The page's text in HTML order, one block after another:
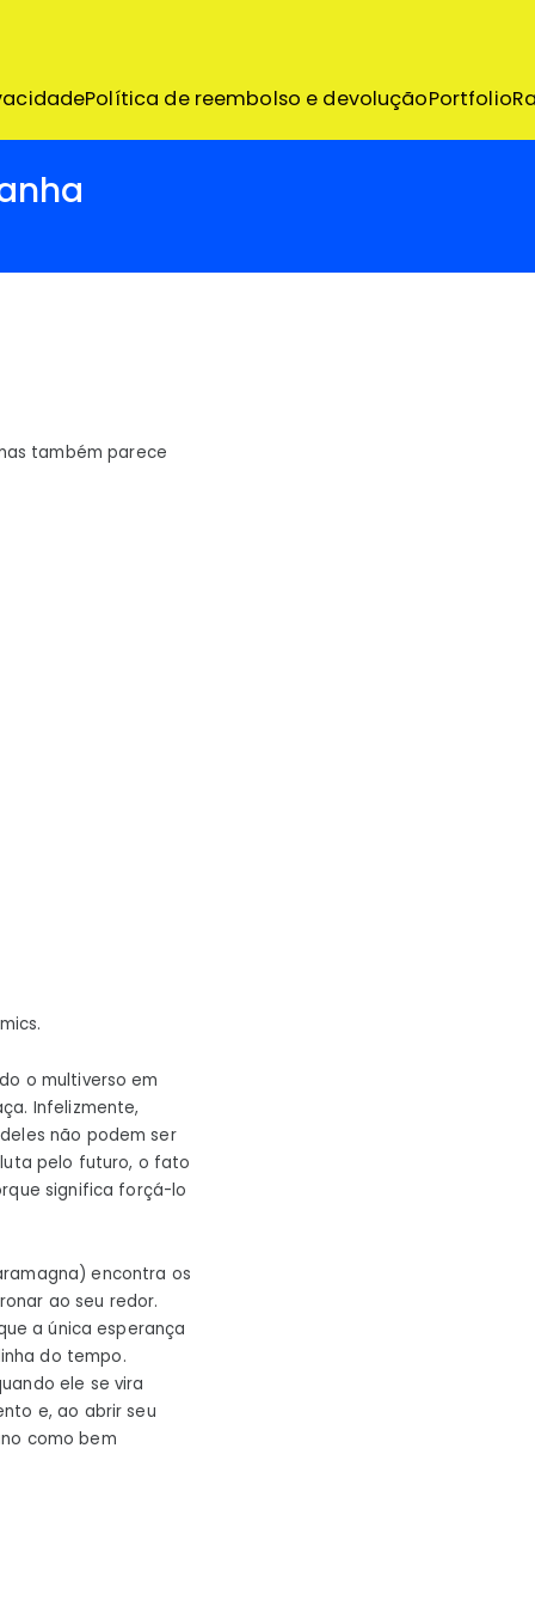
Política de reembolso e devoluçãoPortfolio
também parece
o multiverso em
Infelizmente,
não podem ser
pelo futuro, o fato
significa forçá-lo
encontra os
ao seu redor.
a única esperança
do tempo.
ele se vira
e, ao abrir seu
como bem